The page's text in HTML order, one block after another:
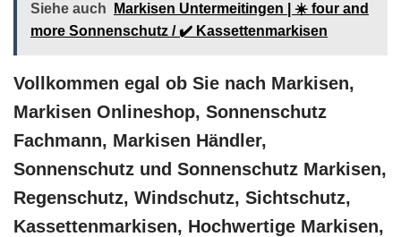
Siehe auch
Markisen Untermeitingen | ☀️ four and
more Sonnenschutz / ✔️ Kassettenmarkisen
Vollkommen egal ob Sie nach Markisen,
Markisen Onlineshop, Sonnenschutz
Fachmann, Markisen Händler,
Sonnenschutz und Sonnenschutz Markisen,
Regenschutz, Windschutz, Sichtschutz,
Kassettenmarkisen, Hochwertige Markisen,